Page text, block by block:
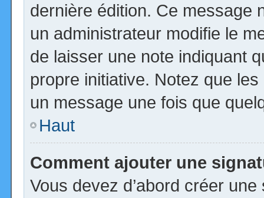
dernière édition. Ce message
un administrateur modifie le
de laisser une note indiquant
propre initiative. Notez que
un message une fois que
Haut
Comment ajouter une
Vous devez d’abord créer